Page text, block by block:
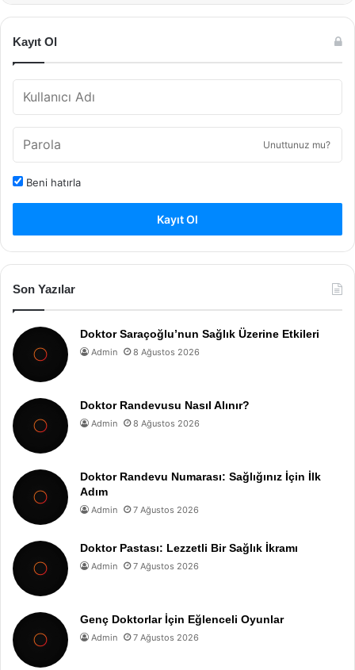
Kayıt Ol
Unuttunuz mu?
Beni hatırla
Kayıt Ol
Son Yazılar
Doktor Saraçoğlu’nun Sağlık Üzerine Etkileri
Admin 8 Ağustos 2026
Doktor Randevusu Nasıl Alınır?
Admin 8 Ağustos 2026
Doktor Randevu Numarası: Sağlığınız İçin İlk
Adım
Admin 7 Ağustos 2026
Doktor Pastası: Lezzetli Bir Sağlık İkramı
Admin 7 Ağustos 2026
Genç Doktorlar İçin Eğlenceli Oyunlar
Admin 7 Ağustos 2026